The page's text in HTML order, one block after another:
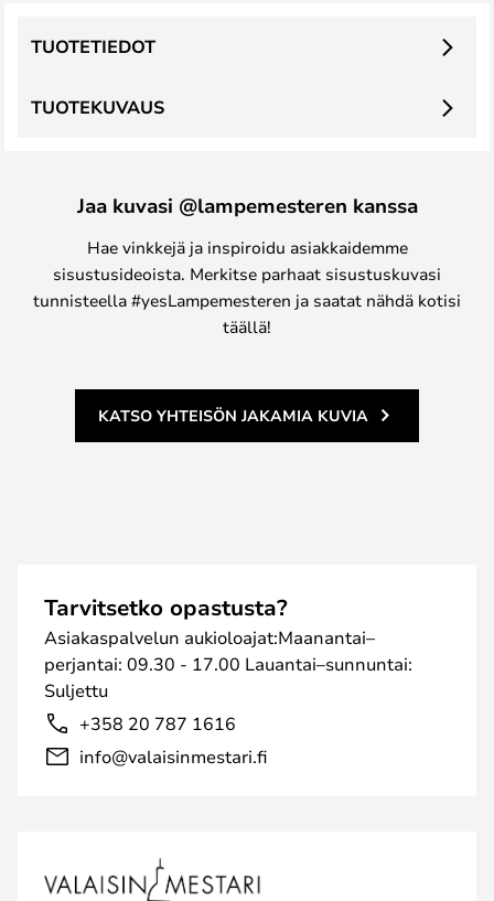
TUOTEKUVAUS
TUOTETIEDOT
Jaa kuvasi @lampemesteren kanssa
Hae vinkkejä ja inspiroidu asiakkaidemme
sisustusideoista. Merkitse parhaat sisustuskuvasi
tunnisteella #yesLampemesteren ja saatat nähdä kotisi
täällä!
KATSO YHTEISÖN JAKAMIA KUVIA
Tarvitsetko opastusta?
Asiakaspalvelun aukioloajat:Maanantai–
perjantai: 09.30 - 17.00 Lauantai–sunnuntai:
Suljettu
+358 20 787 1616
info@valaisinmestari.fi